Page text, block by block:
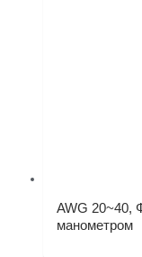
AWG 20~40,
манометром